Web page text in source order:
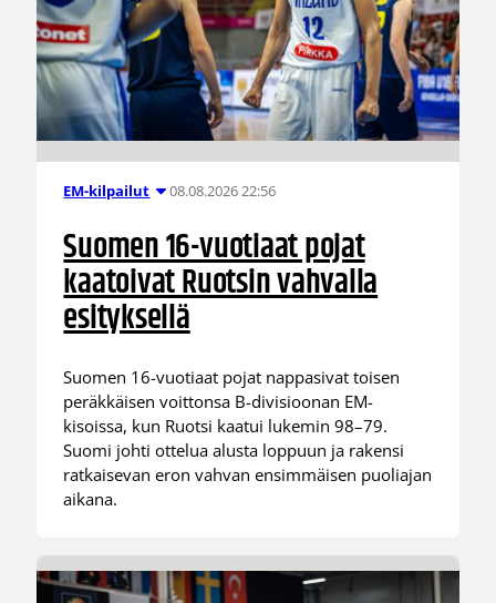
EM-kilpailut 08.08.2026 22:56
Suomen 16-vuotiaat pojat
kaatoivat Ruotsin vahvalla
esityksellä
Suomen 16-vuotiaat pojat nappasivat toisen
peräkkäisen voittonsa B-divisioonan EM-
kisoissa, kun Ruotsi kaatui lukemin 98–79.
Suomi johti ottelua alusta loppuun ja rakensi
ratkaisevan eron vahvan ensimmäisen puoliajan
aikana.